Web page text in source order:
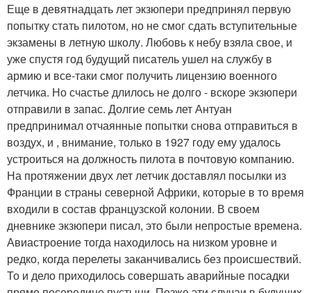
Еще в девятнадцать лет экзюпери предпринял первую
попытку стать пилотом, но не смог сдать вступительные
экзамены в летную школу. Любовь к небу взяла свое, и
уже спустя год будущий писатель ушел на службу в
армию и все-таки смог получить лицензию военного
летчика. Но счастье длилось не долго - вскоре экзюпери
отправили в запас. Долгие семь лет Антуан
предпринимал отчаянные попытки снова отправиться в
воздух, и , внимание, только в 1927 году ему удалось
устроиться на должность пилота в почтовую компанию.
На протяжении двух лет летчик доставлял посылки из
Франции в страны северной Африки, которые в то время
входили в состав французской колонии. В своем
дневнике экзюпери писал, это были непростые времена.
Авиастроение тогда находилось на низком уровне и
редко, когда перелеты заканчивались без происшествий.
То и дело приходилось совершать аварийные посадки